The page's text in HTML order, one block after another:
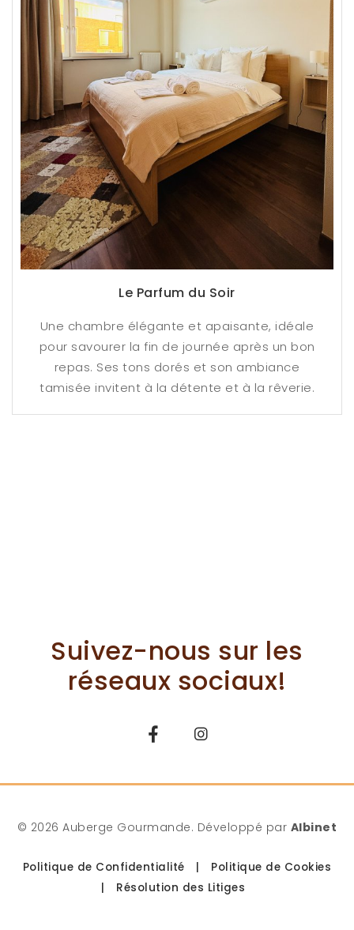
Le Parfum du Soir
Une chambre élégante et apaisante, idéale
pour savourer la fin de journée après un bon
repas. Ses tons dorés et son ambiance
tamisée invitent à la détente et à la rêverie.
Suivez-nous sur les
réseaux sociaux!
© 2026 Auberge Gourmande. Développé par Albinet
Politique de Confidentialité |
Politique de Cookies
|
Résolution des Litiges